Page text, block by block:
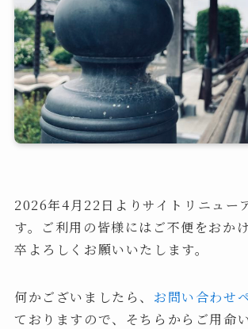
2026年4月22日よりサイトリニュー
す。ご利用の皆様にはご不便をおか
卒よろしくお願いいたします。
何かございましたら、 お問い合わせ
ておりますので、そちらからご用命